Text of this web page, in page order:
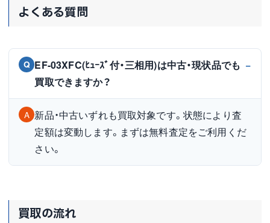
よくある質問
Q EF-03XFC(ﾋｭｰｽﾞ付・三相用)は中古・現状品でも
買取できますか？
A 新品・中古いずれも買取対象です。状態により査
定額は変動します。まずは無料査定をご利用くだ
さい。
買取の流れ